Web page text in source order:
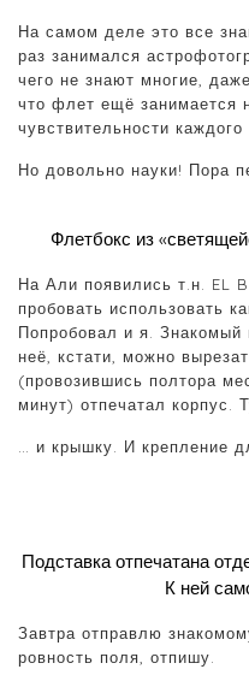
На самом деле это все
раз занимался
чего не знают многие,
что флет ещё занимается
чувствительности каждого
Но довольно науки! Пора
Флетбокс из
На Али появились т.н. EL
пробовать использовать
Попробовал и я. Знакомый
неё, кстати, можно
(провозившись полтора
минут) отпечатал корпус.
… и крышку. И крепление
Подставка отпечатана
К ней
Завтра отправлю
ровность поля, отпишу.